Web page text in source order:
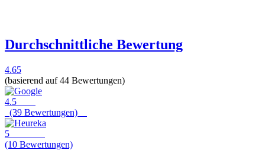
Durchschnittliche Bewertung
4.65
(basierend auf 44 Bewertungen)
4.5
(39 Bewertungen)
5
(10 Bewertungen)